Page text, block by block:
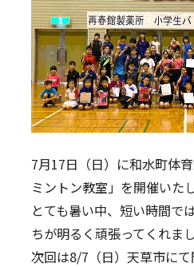
7月17日（日）に和水町体
ミントン教室」を開催いた
とても暑い中、短い時間で
ちが明るく頑張ってくれまし
次回は8/7（日）天草市にて
Twitter